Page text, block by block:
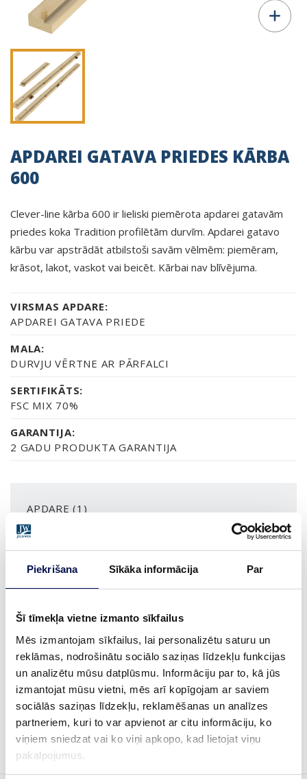
Piekrišana Sīkāka informācija Par
Šī tīmekļa vietne izmanto sīkfailus
Mēs izmantojam sīkfailus, lai personalizētu saturu un
reklāmas, nodrošinātu sociālo saziņas līdzekļu funkcijas
un analizētu mūsu datplūsmu. Informāciju par to, kā jūs
izmantojat mūsu vietni, mēs arī kopīgojam ar saviem
sociālās saziņas līdzekļu, reklamēšanas un analīzes
partneriem, kuri to var apvienot ar citu informāciju, ko
viņiem sniedzat vai ko viņi apkopo, kad lietojat viņu
pakalpojumus.
APDAREI GATAVA PRIEDES KĀRBA
600
Clever-line kārba 600 ir lieliski piemērota apdarei gatavām
priedes koka Tradition profilētām durvīm. Apdarei gatavo
kārbu var apstrādāt atbilstoši savām vēlmēm: piemēram,
krāsot, lakot, vaskot vai beicēt. Kārbai nav blīvējuma.
VIRSMAS APDARE:
APDAREI GATAVA PRIEDE
MALA:
DURVJU VĒRTNE AR PĀRFALCI
SERTIFIKĀTS:
FSC MIX 70%
GARANTIJA:
2 GADU PRODUKTA GARANTIJA
APDARE (1)
NEAPSTRĀDĀTA
IZMĒRS
KUR IEGĀDĀTIES
PASŪTĪT BROŠŪRU Sazinies ar mums